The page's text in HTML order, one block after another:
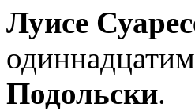
Луисе
Подольски.